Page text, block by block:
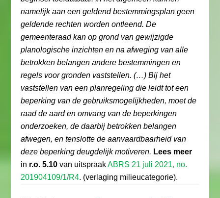
namelijk aan een geldend bestemmingsplan geen
geldende rechten worden ontleend. De
gemeenteraad kan op grond van gewijzigde
planologische inzichten en na afweging van alle
betrokken belangen andere bestemmingen en
regels voor gronden vaststellen. (…) Bij het
vaststellen van een planregeling die leidt tot een
beperking van de gebruiksmogelijkheden, moet de
raad de aard en omvang van de beperkingen
onderzoeken, de daarbij betrokken belangen
afwegen, en tenslotte de aanvaardbaarheid van
deze beperking deugdelijk motiveren. Lees meer
in r.o. 5.10 van uitspraakABRS 21 juli 2021, no.
201904109/1/R4. (verlaging milieucategorie).